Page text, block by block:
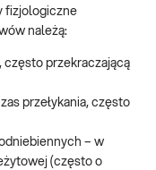
fizjologiczne
należą:
często przekraczającą
przełykania, często
– w
(często o